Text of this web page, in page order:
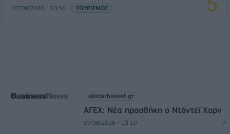
07/08/2026 - 10:56 ΤΟΥΡΙΣΜΟΣ
allstarbasket.gr
ΑΓΕΧ: Νέα προσθήκη ο Ντόντεϊ Χορν
07/08/2026 - 13:10